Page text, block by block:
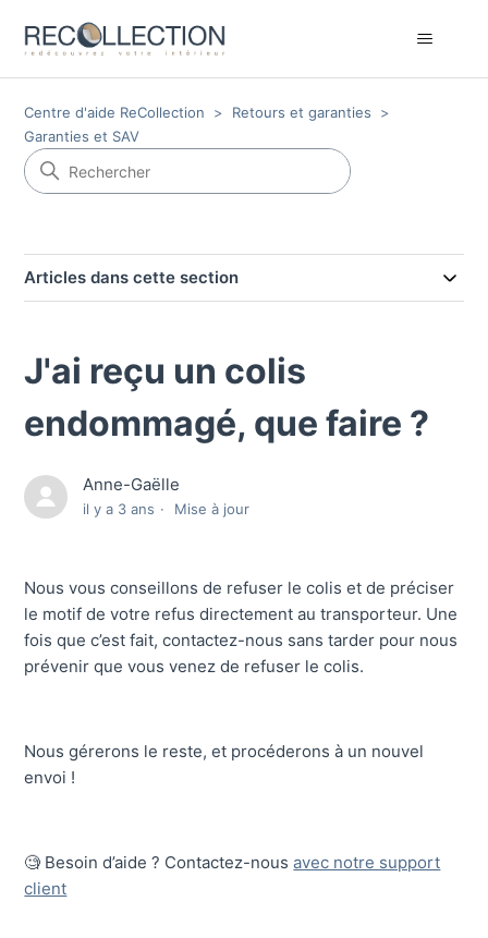
Centre d'aide ReCollection
Retours et garanties
Garanties et SAV
Articles dans cette section
J'ai reçu un colis
endommagé, que faire ?
Anne-Gaëlle
il y a 3 ans Mise à jour
Nous vous conseillons de refuser le colis et de préciser
le motif de votre refus directement au transporteur. Une
fois que c’est fait, contactez-nous sans tarder pour nous
prévenir que vous venez de refuser le colis.
Nous gérerons le reste, et procéderons à un nouvel
envoi !
🧐 Besoin d’aide ? Contactez-nousavec notre support
client